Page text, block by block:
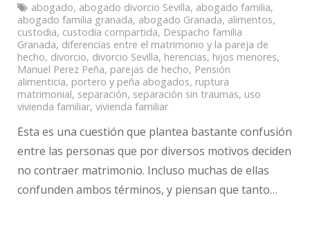
abogado, abogado divorcio Sevilla, abogado familia,
abogado familia granada, abogado Granada, alimentos,
custodia, custodia compartida, Despacho familia
Granada, diferencias entre el matrimonio y la pareja de
hecho, divorcio, divorcio Sevilla, herencias, hijos menores,
Manuel Perez Peña, parejas de hecho, Pensión
alimenticia, portero y peña abogados, ruptura
matrimonial, separación, separación sin traumas, uso
vivienda familiar, vivienda familiar
Esta es una cuestión que plantea bastante confusión
entre las personas que por diversos motivos deciden
no contraer matrimonio. Incluso muchas de ellas
confunden ambos términos, y piensan que tanto…